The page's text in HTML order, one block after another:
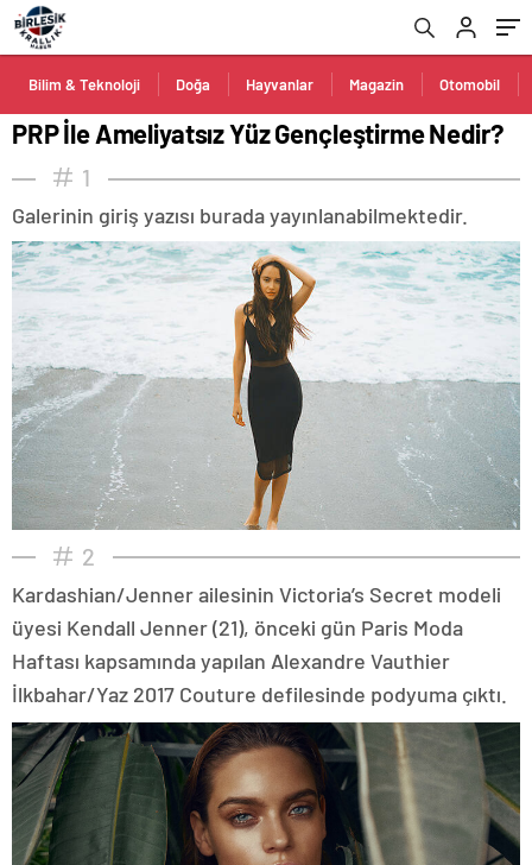
Bilim & Teknoloji Doğa Hayvanlar Magazin Otomobil
PRP İle Ameliyatsız Yüz Gençleştirme Nedir?
1
Galerinin giriş yazısı burada yayınlanabilmektedir.
2
Kardashian/Jenner ailesinin Victoria’s Secret modeli
üyesi Kendall Jenner (21), önceki gün Paris Moda
Haftası kapsamında yapılan Alexandre Vauthier
İlkbahar/Yaz 2017 Couture defilesinde podyuma çıktı.